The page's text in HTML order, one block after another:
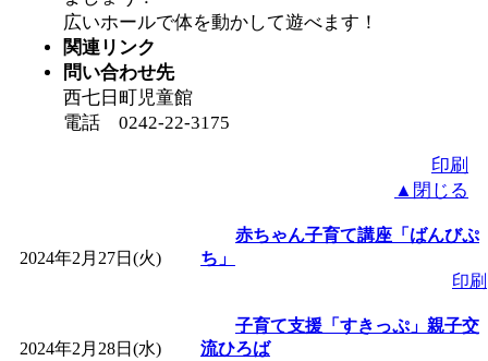
広いホールで体を動かして遊べます！
関連リンク
問い合わせ先
西七日町児童館
電話 0242-22-3175
印刷
▲閉じる
2024年2月27日(火)
赤ちゃん子育て講座「ばんびぷ
ち」
印刷
2024年2月28日(水)
子育て支援「すきっぷ」親子交
流ひろば